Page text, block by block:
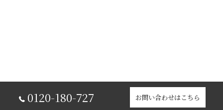
0120-180-727 お問い合わせはこちら